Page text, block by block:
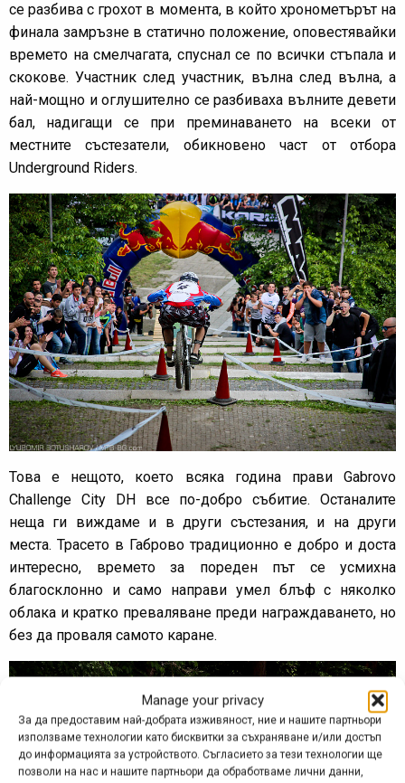
Manage your privacy
За да предоставим най-добрата изживяност, ние и нашите партньори
използваме технологии като бисквитки за съхраняване и/или достъп
до информацията за устройството. Съгласието за тези технологии ще
позволи на нас и нашите партньори да обработваме лични данни,
се разбива с грохот в момента, в който хронометърът на
финала замръзне в статично положение, оповестявайки
времето на смелчагата, спуснал се по всички стъпала и
скокове. Участник след участник, вълна след вълна, а
най-мощно и оглушително се разбиваха вълните девети
бал, надигащи се при преминаването на всеки от
местните състезатели, обикновено част от отбора
Underground Riders.
Това е нещото, което всяка година прави Gabrovo
Challenge City DH все по-добро събитие. Останалите
неща ги виждаме и в други състезания, и на други
места. Трасето в Габрово традиционно е добро и доста
интересно, времето за пореден път се усмихна
благосклонно и само направи умел блъф с няколко
облака и кратко преваляване преди награждаването, но
без да проваля самото каране.